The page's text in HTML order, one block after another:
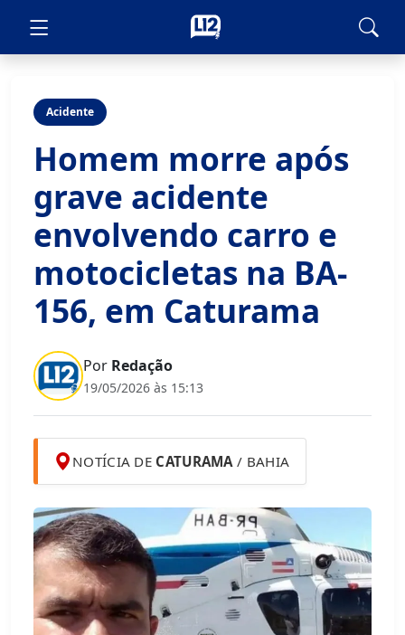
Acidente
Homem morre após
grave acidente
envolvendo carro e
motocicletas na BA-
156, em Caturama
Por Redação
19/05/2026 às 15:13
NOTÍCIA DE CATURAMA/ BAHIA